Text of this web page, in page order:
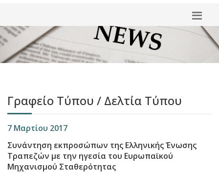
Γραφείο Τύπου / Δελτία Τύπου
7 Μαρτίου 2017
Συνάντηση εκπροσώπων της Ελληνικής Ένωσης
Τραπεζών με την ηγεσία του Ευρωπαϊκού
Μηχανισμού Σταθερότητας